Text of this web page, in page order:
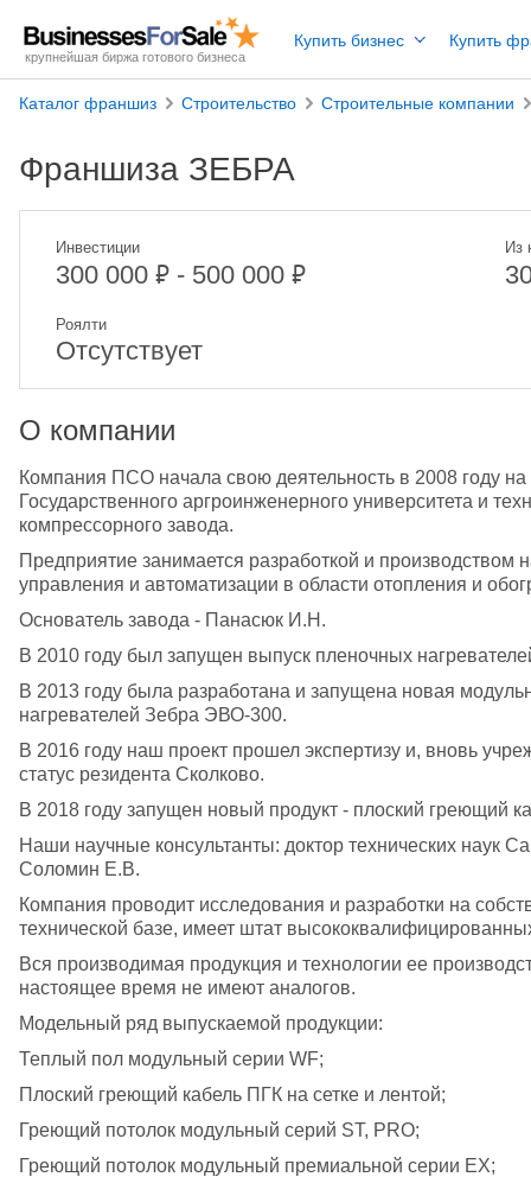
крупнейшая биржа готового бизнеса
Купить бизнес Купить
Каталог франшиз Строительство Строительные компании
Франшиза ЗЕБРА
Инвестиции
300 000 ₽ - 500 000 ₽
Из
Роялти
Отсутствует
О компании
Компания ПСО начала свою деятельность в 2008 году на
Государственного аргроинженерного университета и
компрессорного завода.
Предприятие занимается разработкой и производством
управления и автоматизации в области отопления и
Основатель завода - Панасюк И.Н.
В 2010 году был запущен выпуск пленочных
В 2013 году была разработана и запущена новая
нагревателей Зебра ЭВО-300.
В 2016 году наш проект прошел экспертизу и, вновь
статус резидента Сколково.
В 2018 году запущен новый продукт - плоский греющий
Наши научные консультанты: доктор технических наук
Соломин Е.В.
Компания проводит исследования и разработки на
технической базе, имеет штат
Вся производимая продукция и технологии ее
настоящее время не имеют аналогов.
Модельный ряд выпускаемой продукции:
Теплый пол модульный серии WF;
Плоский греющий кабель ПГК на сетке и лентой;
Греющий потолок модульный серий ST, PRO;
Греющий потолок модульный премиальной серии EX;